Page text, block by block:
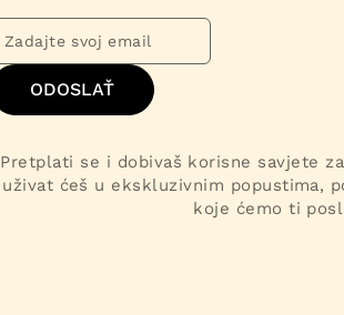
ODOSLAŤ
Pretplati se i dobivaš korisne savjete
uživat ćeš u ekskluzivnim popustima,
koje ćemo ti